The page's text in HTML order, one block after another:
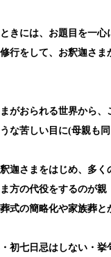
きには、お題目を一
行をして、お釈迦さ
がおられる世界から
な苦しい目に(母親も
迦さまをはじめ、多
方の代役をするのが
式の簡略化や家族葬
初七日忌はしない・